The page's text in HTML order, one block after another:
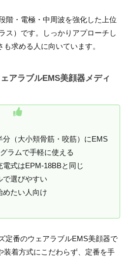
階・電極・中周波を強化した上位
ス）です。しっかりアプローチし
求める人に向いています。
アラブルEMS美顔器メディ
分（大小頬骨筋・咬筋）にEMS
ラムで手軽に使える
電式はEPM-18BBと同じ
で選びやすい
めたい人向け
定番のウェアラブルEMS美顔器で
装着方式にこだわらず、定番を手